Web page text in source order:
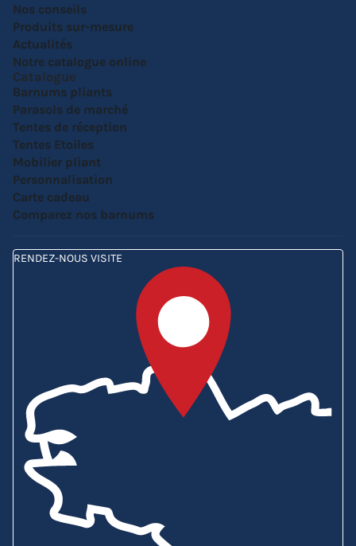
Nos conseils
Produits sur-mesure
Actualités
Notre catalogue online
Catalogue
Barnums pliants
Parasols de marché
Tentes de réception
Tentes Etoiles
Mobilier pliant
Personnalisation
Carte cadeau
Comparez nos barnums
RENDEZ-NOUS VISITE